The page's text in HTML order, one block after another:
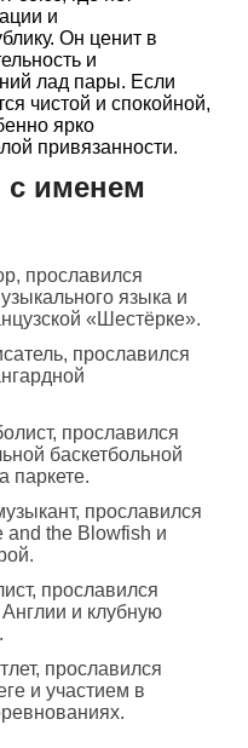
и
Он ценит в
и
лад пары. Если
чистой и спокойной,
ярко
привязанности.
именем
прославился
языка и
«Шестёрке».
прославился
прославился
баскетбольной
паркете.
прославился
and the Blowfish и
прославился
и клубную
прославился
и участием в